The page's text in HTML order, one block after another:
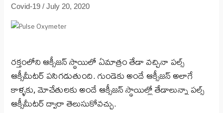
Covid-19 /July 20, 2020
రక్తంలోని ఆక్సీజన్ స్థాయిలో ఏమాత్రం తేడా వచ్చినా పల్స్
ఆక్సీమీటర్ పసిగడుతుంది. గుండెకు అందే ఆక్సీజన్ అలాగే
కాళ్ళకు, మోచేతులకు అందే ఆక్సీజన్ స్థాయిల్లో తేడాలున్నా పల్స్
ఆక్సీమీటర్ ద్వారా తెలుసుకోవచ్చు.